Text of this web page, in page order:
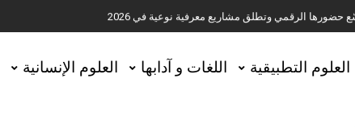
حضورها الرقمي وتطلق مشاريع معرفية نوعية في 2026
للغة العربية 2025
مدير عام لهيئة الموسوعة العربية
العلوم التطبيقية اللغات و آدابها العلوم الإنسانية